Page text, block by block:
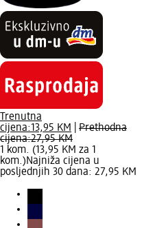
Trenutna
cijena:13,95 KM
Prethodna
cijena:27,95 KM
1 kom. (13,95 KM za 1
kom.)Najniža cijena u
posljednjih 30 dana: 27,95 KM